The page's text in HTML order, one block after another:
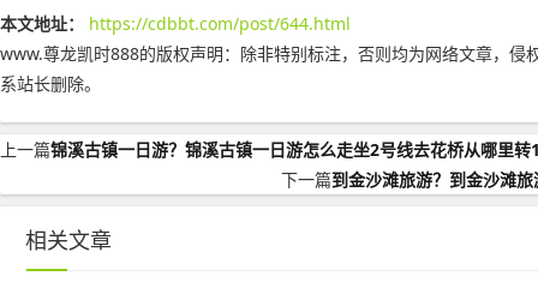
本文地址：
https://cdbbt.com/post/644.html
www.尊龙凯时888的版权声明： 除非特别标注，否则均为网络文章，侵
系站长删除。
上一篇锦溪古镇一日游？锦溪古镇一日游怎么走坐2号线去花桥从哪里转
下一篇到金沙滩旅游？到金沙滩
相关文章